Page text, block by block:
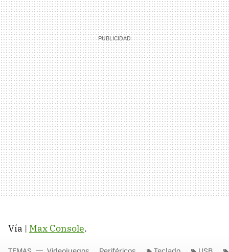
Vía | Max Console.